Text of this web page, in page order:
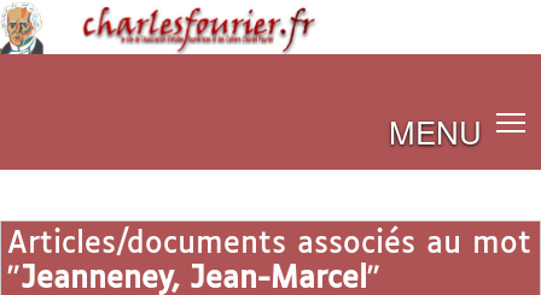
MENU
Articles/documents associés au mot
"Jeanneney, Jean-Marcel "